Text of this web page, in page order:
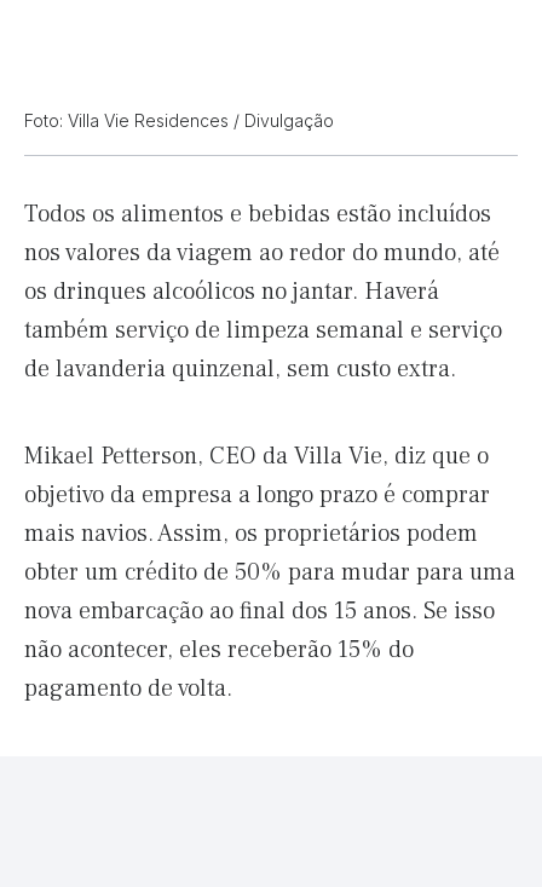
Foto: Villa Vie Residences / Divulgação
Todos os alimentos e bebidas estão incluídos
nos valores da viagem ao redor do mundo, até
os drinques alcoólicos no jantar. Haverá
também serviço de limpeza semanal e serviço
de lavanderia quinzenal, sem custo extra.
Mikael Petterson, CEO da Villa Vie, diz que o
objetivo da empresa a longo prazo é comprar
mais navios. Assim, os proprietários podem
obter um crédito de 50% para mudar para uma
nova embarcação ao final dos 15 anos. Se isso
não acontecer, eles receberão 15% do
pagamento de volta.